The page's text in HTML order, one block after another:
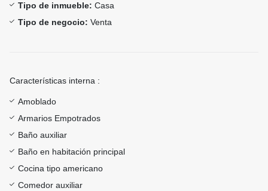
Tipo de inmueble: Casa
Tipo de negocio: Venta
Características interna :
Amoblado
Armarios Empotrados
Baño auxiliar
Baño en habitación principal
Cocina tipo americano
Comedor auxiliar